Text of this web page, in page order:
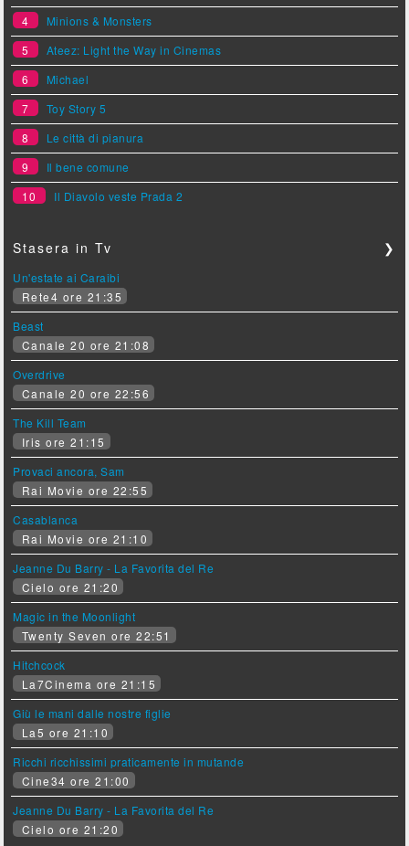
4
Minions & Monsters
5
Ateez: Light the Way in Cinemas
6
Michael
7
Toy Story 5
8
Le città di pianura
9
Il bene comune
10
Il Diavolo veste Prada 2
Stasera in Tv ❯
Un'estate ai Caraibi
Rete4 ore 21:35
Beast
Canale 20 ore 21:08
Overdrive
Canale 20 ore 22:56
The Kill Team
Iris ore 21:15
Provaci ancora, Sam
Rai Movie ore 22:55
Casablanca
Rai Movie ore 21:10
Jeanne Du Barry - La Favorita del Re
Cielo ore 21:20
Magic in the Moonlight
Twenty Seven ore 22:51
Hitchcock
La7Cinema ore 21:15
Giù le mani dalle nostre figlie
La5 ore 21:10
Ricchi ricchissimi praticamente in mutande
Cine34 ore 21:00
Jeanne Du Barry - La Favorita del Re
Cielo ore 21:20